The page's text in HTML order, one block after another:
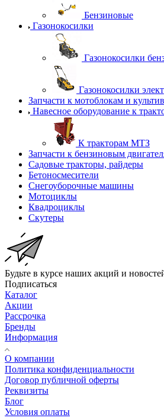
Бензиновые
Газонокосилки
Газонокосилки
Газонокосилки
Запчасти к мотоблокам и
Навесное оборудование к
К тракторам МТЗ
Запчасти к бензиновым
Садовые тракторы, райдеры
Бетоносмесители
Снегоуборочные машины
Мотоциклы
Квадроциклы
Скутеры
Будьте в курсе наших акций и
Подписаться
Каталог
Акции
Рассрочка
Бренды
Информация
О компании
Политика конфиденциальности
Договор публичной оферты
Реквизиты
Блог
Условия оплаты